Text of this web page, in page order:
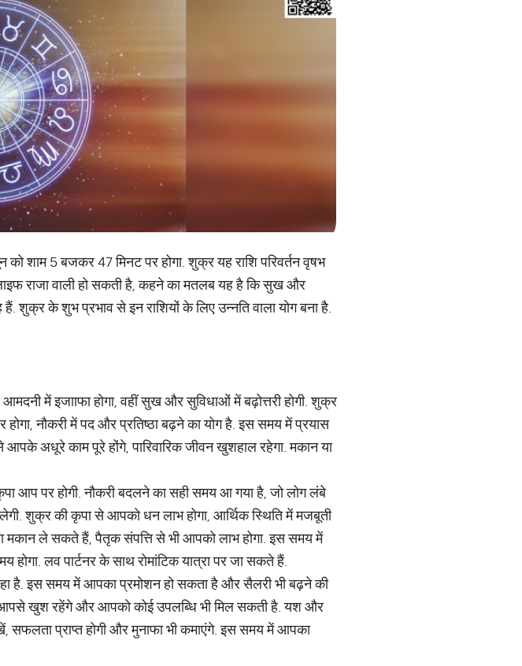
शाम 5 बजकर 47 मिनट पर होगा. शुक्र यह राशि परिवर्तन वृषभ
राजा वाली हो सकती है, कहने का मतलब यह है कि सुख और
शुक्र के शुभ प्रभाव से इन राशियों के लिए उन्नति वाला योग बना है.
में इजााफा होगा, वहीं सुख और सुविधाओं में बढ़ोत्तरी होगी. शुक्र
नौकरी में पद और प्रतिष्ठा बढ़ने का योग है. इस समय में प्रयास
अधूरे काम पूरे होंगे, पारिवारिक जीवन खुशहाल रहेगा. मकान या
आप पर होगी. नौकरी बदलने का सही समय आ गया है, जो लोग लंबे
शुक्र की कृपा से आपको धन लाभ होगा, आर्थिक स्थिति में मजबूती
मकान ले सकते हैं, पैतृक संपत्ति से भी आपको लाभ होगा. इस समय में
लव पार्टनर के साथ रोमांटिक यात्रा पर जा सकते हैं.
है. इस समय में आपका प्रमोशन हो सकता है और सैलरी भी बढ़ने की
आपसे खुश रहेंगे और आपको कोई उपलब्धि भी मिल सकती है. यश और
सफलता प्राप्त होगी और मुनाफा भी कमाएंगे. इस समय में आपका